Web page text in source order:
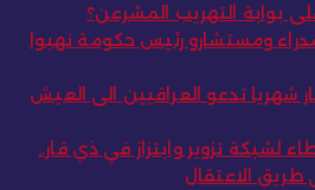
بوابة التهريب المشرعن؟
ومستشارو رئيس حكومة نهبوا
شهريا تدعو العراقيين الى العيش
لشبكة تزوير وابتزاز في ذي قار..
طريق الاعتقال